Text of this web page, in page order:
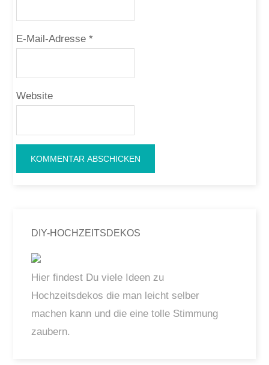
E-Mail-Adresse*
Website
DIY-HOCHZEITSDEKOS
Hier findest Du viele Ideen zu
Hochzeitsdekos die man leicht selber
machen kann und die eine tolle Stimmung
zaubern.